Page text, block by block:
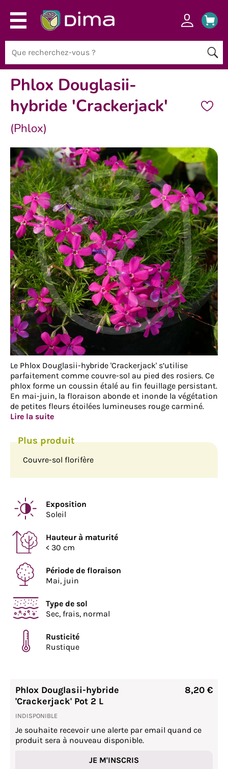
Phlox Douglasii-
hybride 'Crackerjack'
(Phlox)
Le Phlox Douglasii-hybride 'Crackerjack' s’utilise
parfaitement comme couvre-sol au pied des rosiers. Ce
phlox forme un coussin étalé au fin feuillage persistant.
En mai-juin, la floraison abonde et inonde la végétation
de petites fleurs étoilées lumineuses rouge carminé.
Lire la suite
Couvre-sol florifère
Exposition
Soleil
Hauteur à maturité
< 30 cm
Période de floraison
Mai, juin
Type de sol
Sec, frais, normal
Rusticité
Rustique
Phlox Douglasii-hybride
'Crackerjack' Pot 2 L
INDISPONIBLE
8,20 €
Je souhaite recevoir une alerte par email quand ce
produit sera à nouveau disponible.
JE M'INSCRIS